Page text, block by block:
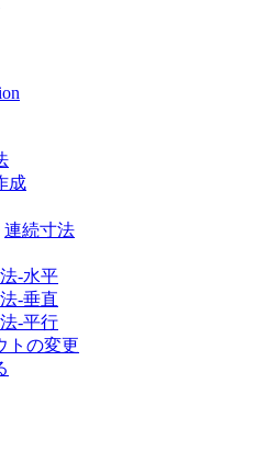
成
連続寸法
-水平
-垂直
-平行
トの変更